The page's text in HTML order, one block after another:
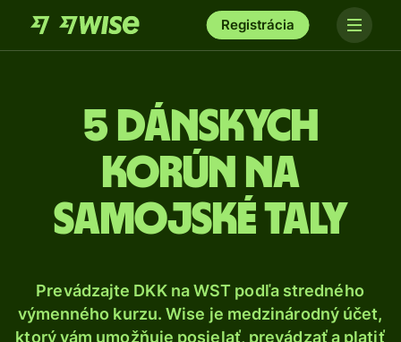
Registrácia
5 Dánskych
korún na
samojské taly
Prevádzajte DKK na WST podľa stredného
výmenného kurzu. Wise je medzinárodný účet,
ktorý vám umožňuje posielať, prevádzať a platiť